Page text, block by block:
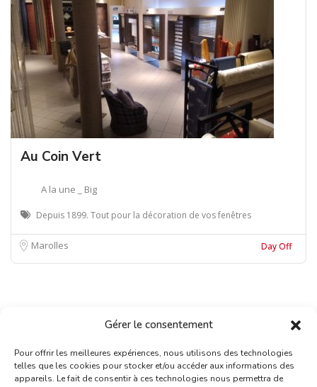
Gérer le consentement
Pour offrir les meilleures expériences, nous utilisons des technologies
telles que les cookies pour stocker et/ou accéder aux informations des
appareils. Le fait de consentir à ces technologies nous permettra de
Au Coin Vert
A la une _ Big
Depuis 1899. Tout pour la décoration de vos fenêtres
Marolles Day Off